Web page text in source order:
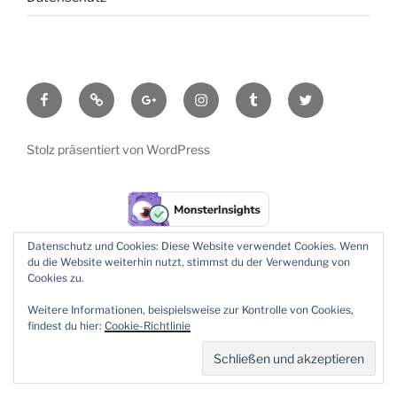
facebookGoogle
Maps
google+instagramtumbler twitter
Stolz präsentiert von WordPress
Datenschutz und Cookies: Diese Website verwendet Cookies. Wenn
du die Website weiterhin nutzt, stimmst du der Verwendung von
Cookies zu.
Weitere Informationen, beispielsweise zur Kontrolle von Cookies,
findest du hier: Cookie-Richtlinie